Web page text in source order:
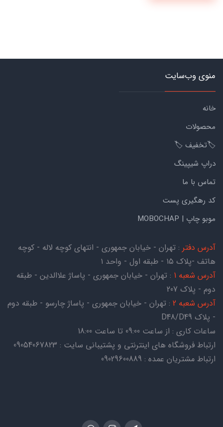
منوی وب‌سایت
خانه
محصولات
🏷️تخفیف 🏷️
دراپ شیپینگ
تماس با ما
کد رهگیری پست
موبو چاپ | MOBOCHAP
آدرس دفتر : تهران - خیابان جمهوری - انتهای کوچه لاله - کوچه
هاتف -پلاک ۱۵ - طبقه اول - واحد ۱
آدرس شعبه 1
: تهران - خیابان جمهوری - پاساژ علاالدین - طبقه
دوم - پلاک 207
آدرس شعبه 2
: تهران - خیابان جمهوری - پاساژ چارسو - طبقه دوم
- پلاک D48/D49
ساعات کاری : از ساعت 09:00 تا ساعت 18:00
ارتباط فروشگاه های اینترنتی و پشتیبانی سایت : 09054067823
ارتباط مشتریان عمده : 09029600889